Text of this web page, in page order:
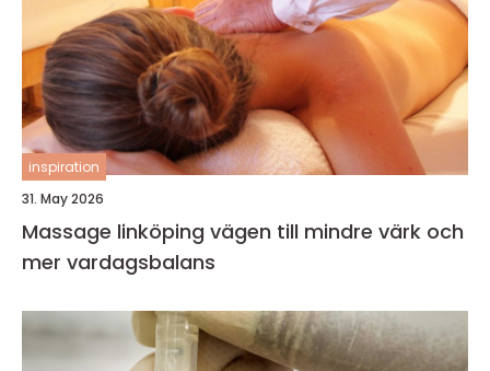
inspiration
31. May 2026
Massage linköping vägen till mindre värk och
mer vardagsbalans